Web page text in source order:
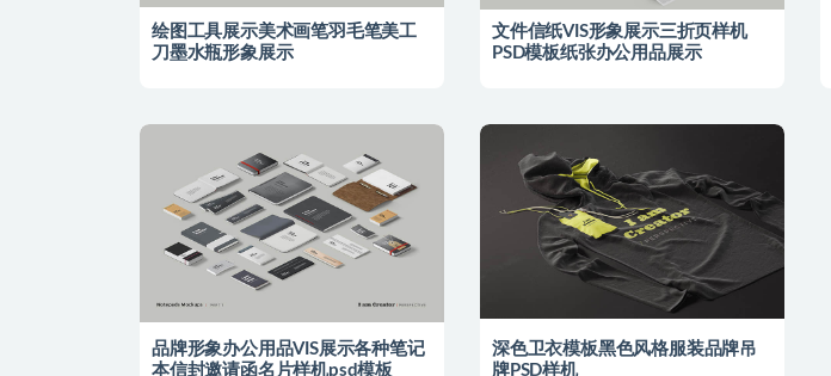
绘图工具展示美术画笔羽毛笔美工
刀墨水瓶形象展示
文件信纸VIS形象展示三折页样机
PSD模板纸张办公用品展示
品牌形象办公用品VIS展示各种笔记
本信封邀请函名片样机psd模板
深色卫衣模板黑色风格服装品牌吊
牌PSD样机